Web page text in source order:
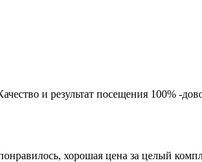
и результат посещения 100% -
хорошая цена за целый